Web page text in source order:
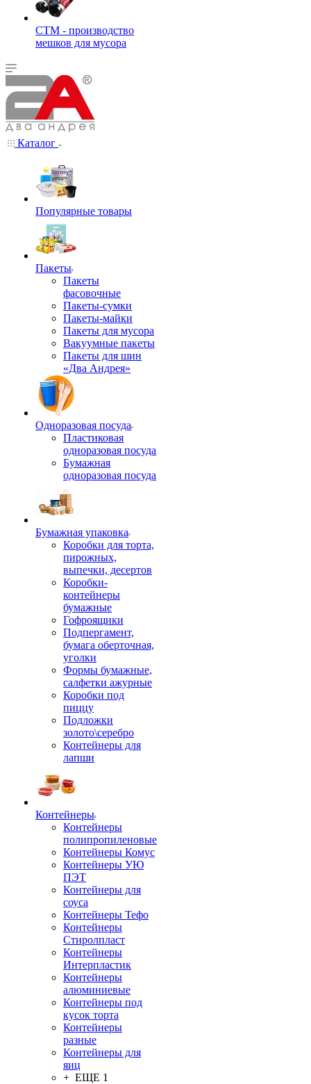
СТМ - производство
мешков для мусора
Каталог
Популярные товары
Пакеты
Пакеты
фасовочные
Пакеты-сумки
Пакеты-майки
Пакеты для мусора
Вакуумные пакеты
Пакеты для шин
«Два Андрея»
Одноразовая посуда
Пластиковая
одноразовая посуда
Бумажная
одноразовая посуда
Бумажная упаковка
Коробки для торта,
пирожных,
выпечки, десертов
Коробки-
контейнеры
бумажные
Гофроящики
Подпергамент,
бумага оберточная,
уголки
Формы бумажные,
салфетки ажурные
Коробки под
пиццу
Подложки
золото\серебро
Контейнеры для
лапши
Контейнеры
Контейнеры
полипропиленовые
Контейнеры Комус
Контейнеры УЮ
ПЭТ
Контейнеры для
соуса
Контейнеры Тефо
Контейнеры
Стиролпласт
Контейнеры
Интерпластик
Контейнеры
алюминиевые
Контейнеры под
кусок торта
Контейнеры
разные
Контейнеры для
яиц
+ ЕЩЕ 1